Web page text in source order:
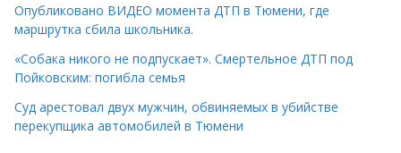
Опубликовано ВИДЕО момента ДТП в Тюмени, где
маршрутка сбила школьника.
«Собака никого не подпускает». Смертельное ДТП под
Пойковским: погибла семья
Суд арестовал двух мужчин, обвиняемых в убийстве
перекупщика автомобилей в Тюмени